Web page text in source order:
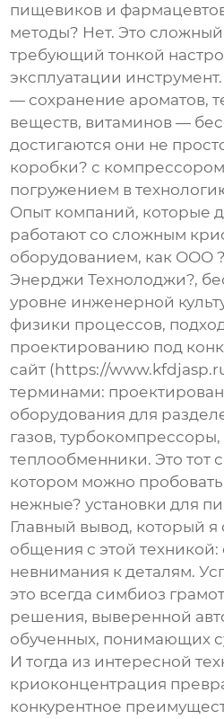
пищевиков и
методы? Нет. Это
требующий тонкой
эксплуатации
— сохранение ароматов,
веществ, витаминов —
достигаются они не
коробки? с
погружением в
Опыт компаний, которые
работают со сложным
оборудованием, как ООО
Энерджи Технолоджи?,
уровне инженерной
физики процессов,
проектированию под
сайт ( https://
терминами:
оборудования для
газов,
теплообменники. Это тот
котором можно
нежные? установки для
Главный вывод, который я
общения с этой
невнимания к деталям.
это всегда симбиоз
решения, выверенной
обученных, понимающих
И тогда из интересной
криоконцентрация
конкурентное